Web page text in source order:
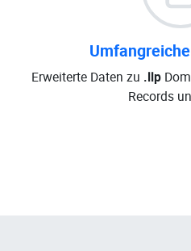
Erweiterte Daten zu .llp
Records